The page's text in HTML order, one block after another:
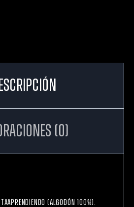
(0)
(algodón 100%).